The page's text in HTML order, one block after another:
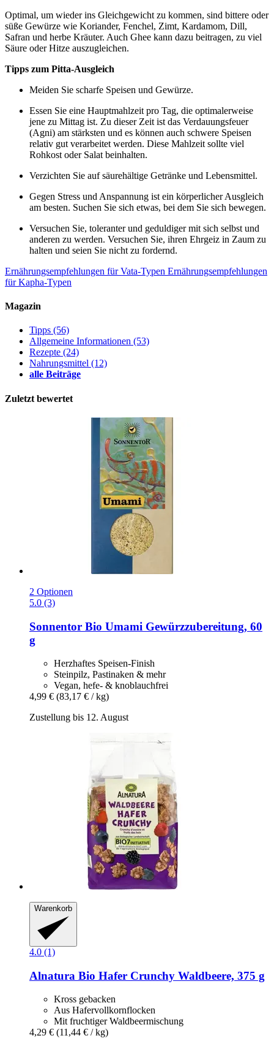
Optimal, um wieder ins Gleichgewicht zu kommen, sind bittere oder
süße Gewürze wie Koriander, Fenchel, Zimt, Kardamom, Dill,
Safran und herbe Kräuter. Auch Ghee kann dazu beitragen, zu viel
Säure oder Hitze auszugleichen.
Tipps zum Pitta-Ausgleich
Meiden Sie scharfe Speisen und Gewürze.
Essen Sie eine Hauptmahlzeit pro Tag, die optimalerweise
jene zu Mittag ist. Zu dieser Zeit ist das Verdauungsfeuer
(Agni) am stärksten und es können auch schwere Speisen
relativ gut verarbeitet werden. Diese Mahlzeit sollte viel
Rohkost oder Salat beinhalten.
Verzichten Sie auf säurehältige Getränke und Lebensmittel.
Gegen Stress und Anspannung ist ein körperlicher Ausgleich
am besten. Suchen Sie sich etwas, bei dem Sie sich bewegen.
Versuchen Sie, toleranter und geduldiger mit sich selbst und
anderen zu werden. Versuchen Sie, ihren Ehrgeiz in Zaum zu
halten und seien Sie nicht zu fordernd.
Ernährungsempfehlungen für Vata-Typen Ernährungsempfehlungen
für Kapha-Typen
Magazin
Tipps (56)
Allgemeine Informationen (53)
Rezepte (24)
Nahrungsmittel (12)
alle Beiträge
Zuletzt bewertet
2 Optionen
5.0 (3)
Sonnentor Bio Umami Gewürzzubereitung, 60
g
Herzhaftes Speisen-Finish
Steinpilz, Pastinaken & mehr
Vegan, hefe- & knoblauchfrei
4,99 € (83,17 € / kg)
Zustellung bis 12. August
Warenkorb
4.0 (1)
Alnatura Bio Hafer Crunchy Waldbeere, 375 g
Kross gebacken
Aus Hafervollkornflocken
Mit fruchtiger Waldbeermischung
4,29 € (11,44 € / kg)